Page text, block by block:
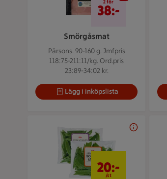
Smörgåsmat
Pärsons. 90-160 g. Jmfpris
118:75-211:11/kg. Ord.pris
23:89-34:02 kr.
2 för
38:-
Lägg i inköpslista
20:-
/st